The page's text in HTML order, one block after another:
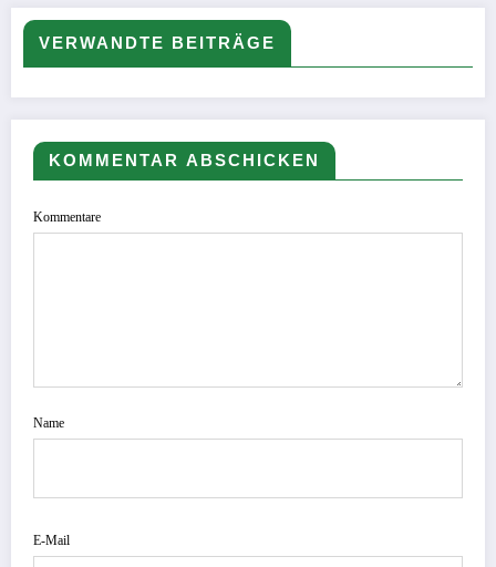
VERWANDTE BEITRÄGE
KOMMENTAR ABSCHICKEN
Kommentare
Name
E-Mail